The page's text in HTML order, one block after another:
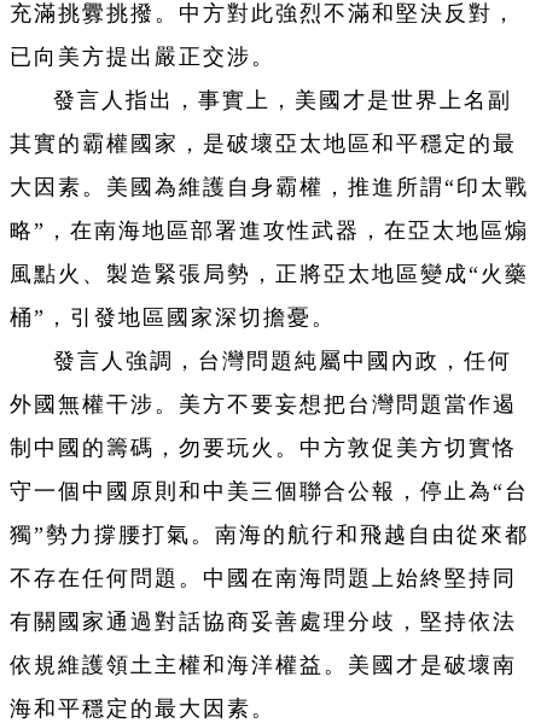
充滿挑釁挑撥。中方對此強烈不滿和堅決反對，
已向美方提出嚴正交涉。
發言人指出，事實上，美國才是世界上名副
其實的霸權國家，是破壞亞太地區和平穩定的最
大因素。美國為維護自身霸權，推進所謂“印太戰
略”，在南海地區部署進攻性武器，在亞太地區煽
風點火、製造緊張局勢，正將亞太地區變成“火藥
桶”，引發地區國家深切擔憂。
發言人強調，台灣問題純屬中國內政，任何
外國無權干涉。美方不要妄想把台灣問題當作遏
制中國的籌碼，勿要玩火。中方敦促美方切實恪
守一個中國原則和中美三個聯合公報，停止為“台
獨”勢力撐腰打氣。南海的航行和飛越自由從來都
不存在任何問題。中國在南海問題上始終堅持同
有關國家通過對話協商妥善處理分歧，堅持依法
依規維護領土主權和海洋權益。美國才是破壞南
海和平穩定的最大因素。